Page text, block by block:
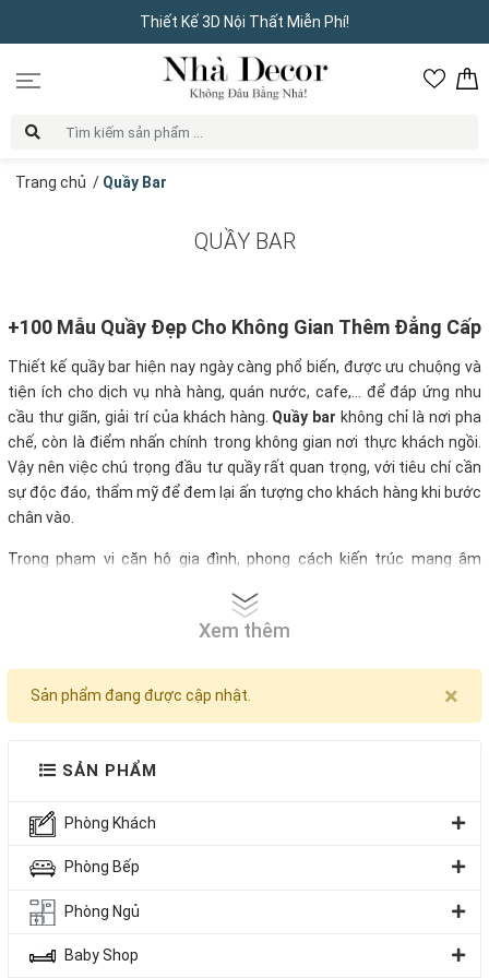
Thiết Kế 3D Nội Thất Miễn Phí!
Trang chủ / Quầy Bar
QUẦY BAR
SẢN PHẨM
Phòng Khách
Phòng Bếp
Phòng Ngủ
Baby Shop
+100 Mẫu Quầy Đẹp Cho Không Gian Thêm Đẳng Cấp
Thiết kế quầy bar hiện nay ngày càng phổ biến, được ưu chuộng và
tiện ích cho dịch vụ nhà hàng, quán nước, cafe,... để đáp ứng nhu
cầu thư giãn, giải trí của khách hàng. Quầy bar không chỉ là nơi pha
chế, còn là điểm nhấn chính trong không gian nơi thực khách ngồi.
Vậy nên việc chú trọng đầu tư quầy rất quan trọng, với tiêu chí cần
sự độc đáo, thẩm mỹ để đem lại ấn tượng cho khách hàng khi bước
chân vào.
Trong phạm vi căn hộ gia đình, phong cách kiến trúc mang âm
năm gần đây. Chính vì thế gia chủ luôn muốn sở hữu một
trong phòng khách hoặc nhà bếp, tạo không gian thưởng
nhà của mình.
Xem thêm
×
Sản phẩm đang được cập nhật.